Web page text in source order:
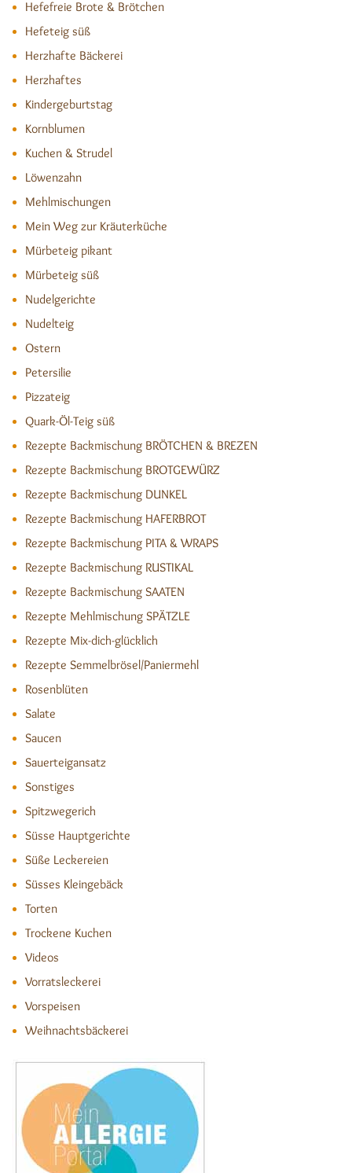
Hefefreie Brote & Brötchen
Hefeteig süß
Herzhafte Bäckerei
Herzhaftes
Kindergeburtstag
Kornblumen
Kuchen & Strudel
Löwenzahn
Mehlmischungen
Mein Weg zur Kräuterküche
Mürbeteig pikant
Mürbeteig süß
Nudelgerichte
Nudelteig
Ostern
Petersilie
Pizzateig
Quark-Öl-Teig süß
Rezepte Backmischung BRÖTCHEN & BREZEN
Rezepte Backmischung BROTGEWÜRZ
Rezepte Backmischung DUNKEL
Rezepte Backmischung HAFERBROT
Rezepte Backmischung PITA & WRAPS
Rezepte Backmischung RUSTIKAL
Rezepte Backmischung SAATEN
Rezepte Mehlmischung SPÄTZLE
Rezepte Mix-dich-glücklich
Rezepte Semmelbrösel/Paniermehl
Rosenblüten
Salate
Saucen
Sauerteigansatz
Sonstiges
Spitzwegerich
Süsse Hauptgerichte
Süße Leckereien
Süsses Kleingebäck
Torten
Trockene Kuchen
Videos
Vorratsleckerei
Vorspeisen
Weihnachtsbäckerei